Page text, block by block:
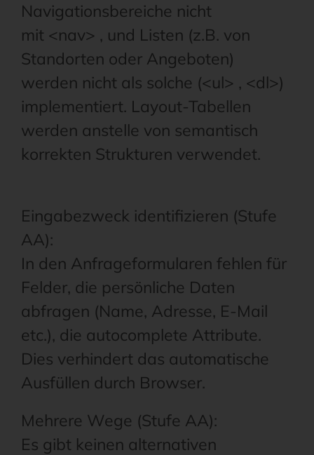
Navigationsbereiche nicht
mit <nav> , und Listen (z.B. von
Standorten oder Angeboten)
werden nicht als solche (<ul> , <dl>)
implementiert. Layout-Tabellen
werden anstelle von semantisch
korrekten Strukturen verwendet.
Eingabezweck identifizieren (Stufe
AA):
In den Anfrageformularen fehlen für
Felder, die persönliche Daten
abfragen (Name, Adresse, E-Mail
etc.), die autocomplete Attribute.
Dies verhindert das automatische
Ausfüllen durch Browser.
Mehrere Wege (Stufe AA):
Es gibt keinen alternativen